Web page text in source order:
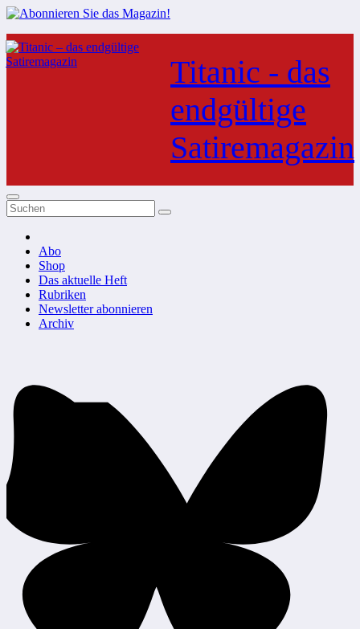
Zum
Inhalt
springen
Titanic - das
endgültige
Satiremagazin
Abo
Shop
Das aktuelle Heft
Rubriken
Newsletter abonnieren
Archiv